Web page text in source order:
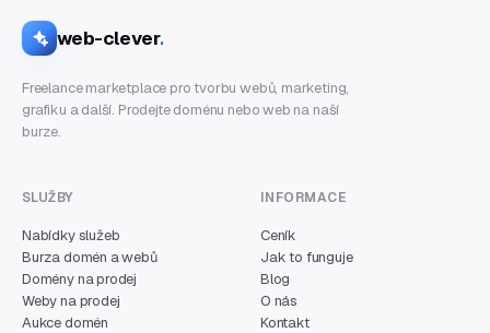
web-clever.
Freelance marketplace pro tvorbu webů, marketing,
grafiku a další. Prodejte doménu nebo web na naší
burze.
SLUŽBY
Nabídky služeb
Burza domén a webů
Domény na prodej
Weby na prodej
Aukce domén
INFORMACE
Ceník
Jak to funguje
Blog
O nás
Kontakt